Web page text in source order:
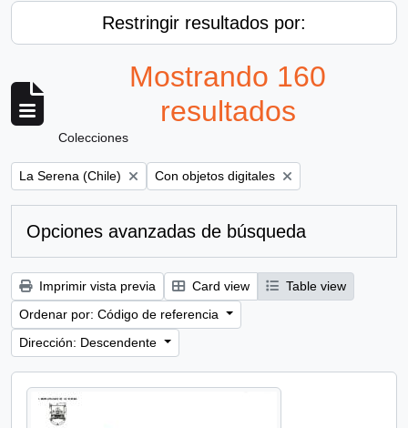
Restringir resultados por:
Mostrando 160
resultados
Colecciones
Remove filter:
La Serena (Chile) Remove filter:
Con objetos digitales
Opciones avanzadas de búsqueda
Imprimir vista previa Card view
Table view
Ordenar por: Código de referencia
Dirección: Descendente